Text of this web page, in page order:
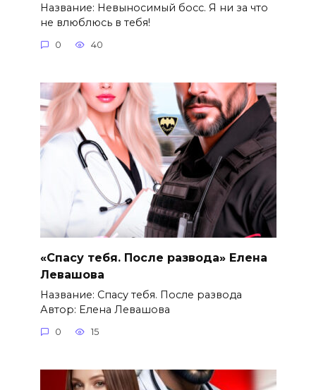
Название: Невыносимый босс. Я ни за что
не влюблюсь в тебя!
0 40
«Спасу тебя. После развода» Елена
Левашова
Название: Спасу тебя. После развода
Автор: Елена Левашова
0 15